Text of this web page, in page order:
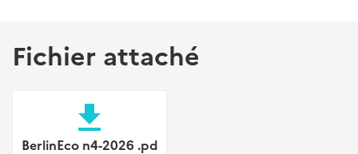
Fichier attaché
file_download
BerlinEco n4-2026 .pd